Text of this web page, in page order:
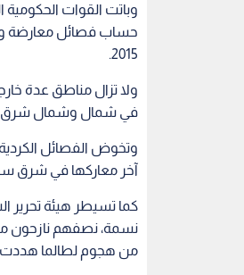
وباتت القوات
حساب فصائل معارضة
2015.
ولا تزال مناطق عدة
في شمال وشمال شرق
وتخوض الفصائل الكردية
آخر معاركها في شرق
كما تسيطر هيئة تحرير
نسمة، نصفهم نازحون
من هجوم لطالما هددت